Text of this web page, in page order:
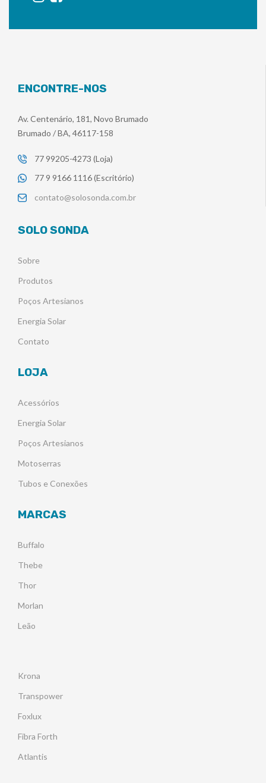
ENCONTRE-NOS
Av. Centenário, 181, Novo Brumado
Brumado / BA, 46117-158
77 99205-4273 (Loja)
77 9 9166 1116 (Escritório)
contato@solosonda.com.br
SOLO SONDA
Sobre
Produtos
Poços Artesianos
Energia Solar
Contato
LOJA
Acessórios
Energia Solar
Poços Artesianos
Motoserras
Tubos e Conexões
MARCAS
Buffalo
Thebe
Thor
Morlan
Leão
Krona
Transpower
Foxlux
Fibra Forth
Atlantis